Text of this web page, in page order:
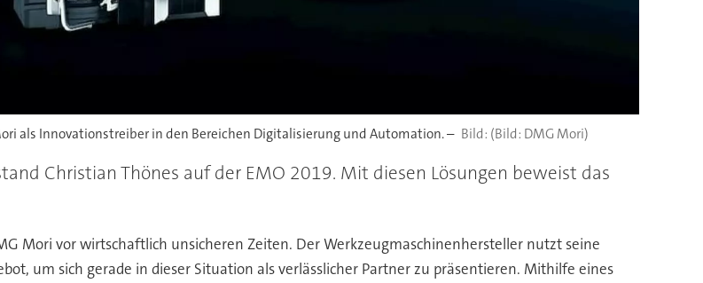
als Innovationstreiber in den Bereichen Digitalisierung und Automation. – (Bild: DMG Mori)
Christian Thönes auf der EMO 2019. Mit diesen Lösungen beweist das
Mori vor wirtschaftlich unsicheren Zeiten. Der Werkzeugmaschinenhersteller nutzt seine
um sich gerade in dieser Situation als verlässlicher Partner zu präsentieren. Mithilfe eines